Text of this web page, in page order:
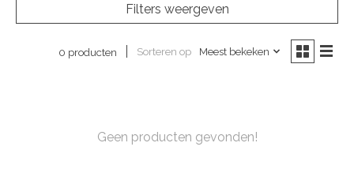
Filters weergeven
0 producten Sorteren op Meest bekeken
Geen producten gevonden!